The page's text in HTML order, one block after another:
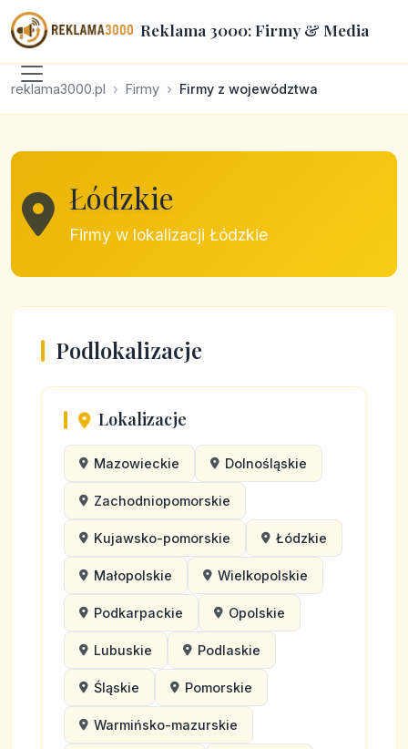
Reklama 3000: Firmy & Media
reklama3000.pl Firmy Firmy z województwa
Łódzkie
Firmy w lokalizacji Łódzkie
Podlokalizacje
Lokalizacje
Mazowieckie Dolnośląskie
Zachodniopomorskie
Kujawsko-pomorskie Łódzkie
Małopolskie Wielkopolskie
Podkarpackie Opolskie
Lubuskie Podlaskie
Śląskie Pomorskie
Warmińsko-mazurskie